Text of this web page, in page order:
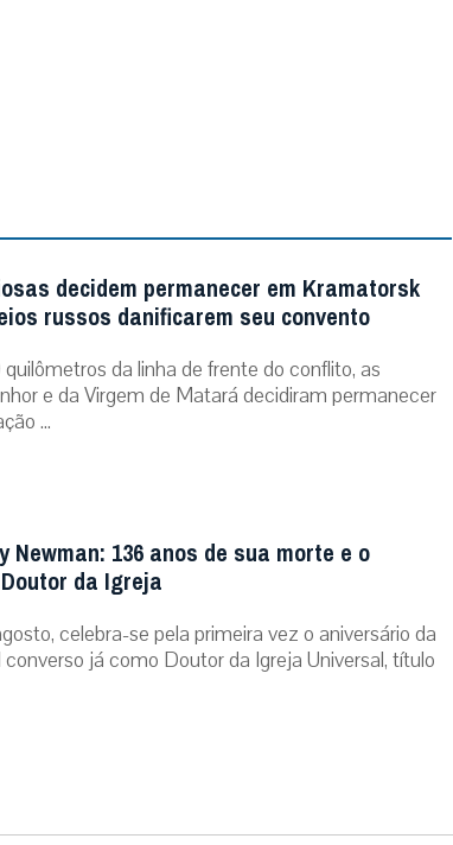
decidem permanecer em Kramatorsk
russos danificarem seu convento
da linha de frente do conflito, as
e da Virgem de Matará decidiram permanecer
...
Newman: 136 anos de sua morte e o
da Igreja
celebra-se pela primeira vez o aniversário da
já como Doutor da Igreja Universal, título